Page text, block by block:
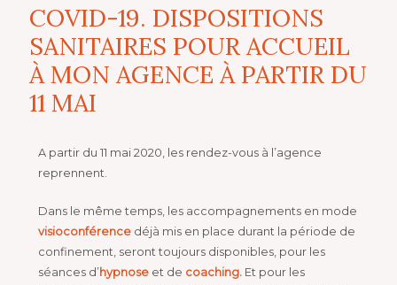
COVID-19. DISPOSITIONS
SANITAIRES POUR ACCUEIL
À MON AGENCE À PARTIR DU
11 MAI
A partir du 11 mai 2020, les rendez-vous à l’agence
reprennent.
Dans le même temps, les accompagnements en mode
visioconférencedéjà mis en place durant la période de
confinement, seront toujours disponibles, pour les
séances d’hypnoseet de coaching.Et pour les